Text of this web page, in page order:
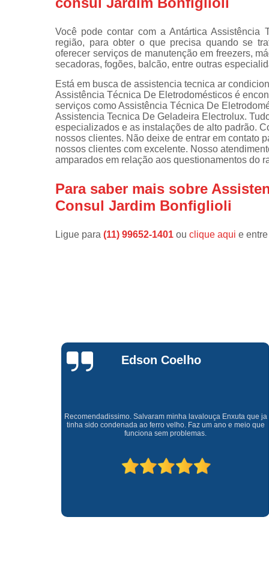
lava e
de fogão
em freezer
Você pode contar com a Antártica Assistência
região, para obter o que precisa quando se
oferecer serviços de manutenção em freezers,
secadoras, fogões, balcão, entre outras
Está em busca de assistencia tecnica ar
Assistência Técnica De Eletrodomésticos é
serviços como Assistência Técnica De
Assistencia Tecnica De Geladeira Electrolux.
especializados e as instalações de alto padrão.
nossos clientes. Não deixe de entrar em contato
nossos clientes com excelente. Nosso
amparados em relação aos questionamentos do
Para saber mais sobre
Consul Jardim Bonfiglioli
Ligue para (11) 99652-1401 ou clique aqui e
Waldirene
Monteiro
Uma empresa á 41 anos no mercado que sempre valoriza o
cliente ótimo atendimento com garantia de todos o serviços.